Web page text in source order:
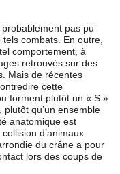
probablement pas pu
combats. En outre,
comportement, à
retrouvés sur des
Mais de récentes
cette
forment plutôt un « S »
qu’un ensemble
anatomique est
d’animaux
du crâne a pour
lors des coups de